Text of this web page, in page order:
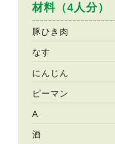
材料（4人分）
豚ひき肉
なす
にんじん
ピーマン
A
酒